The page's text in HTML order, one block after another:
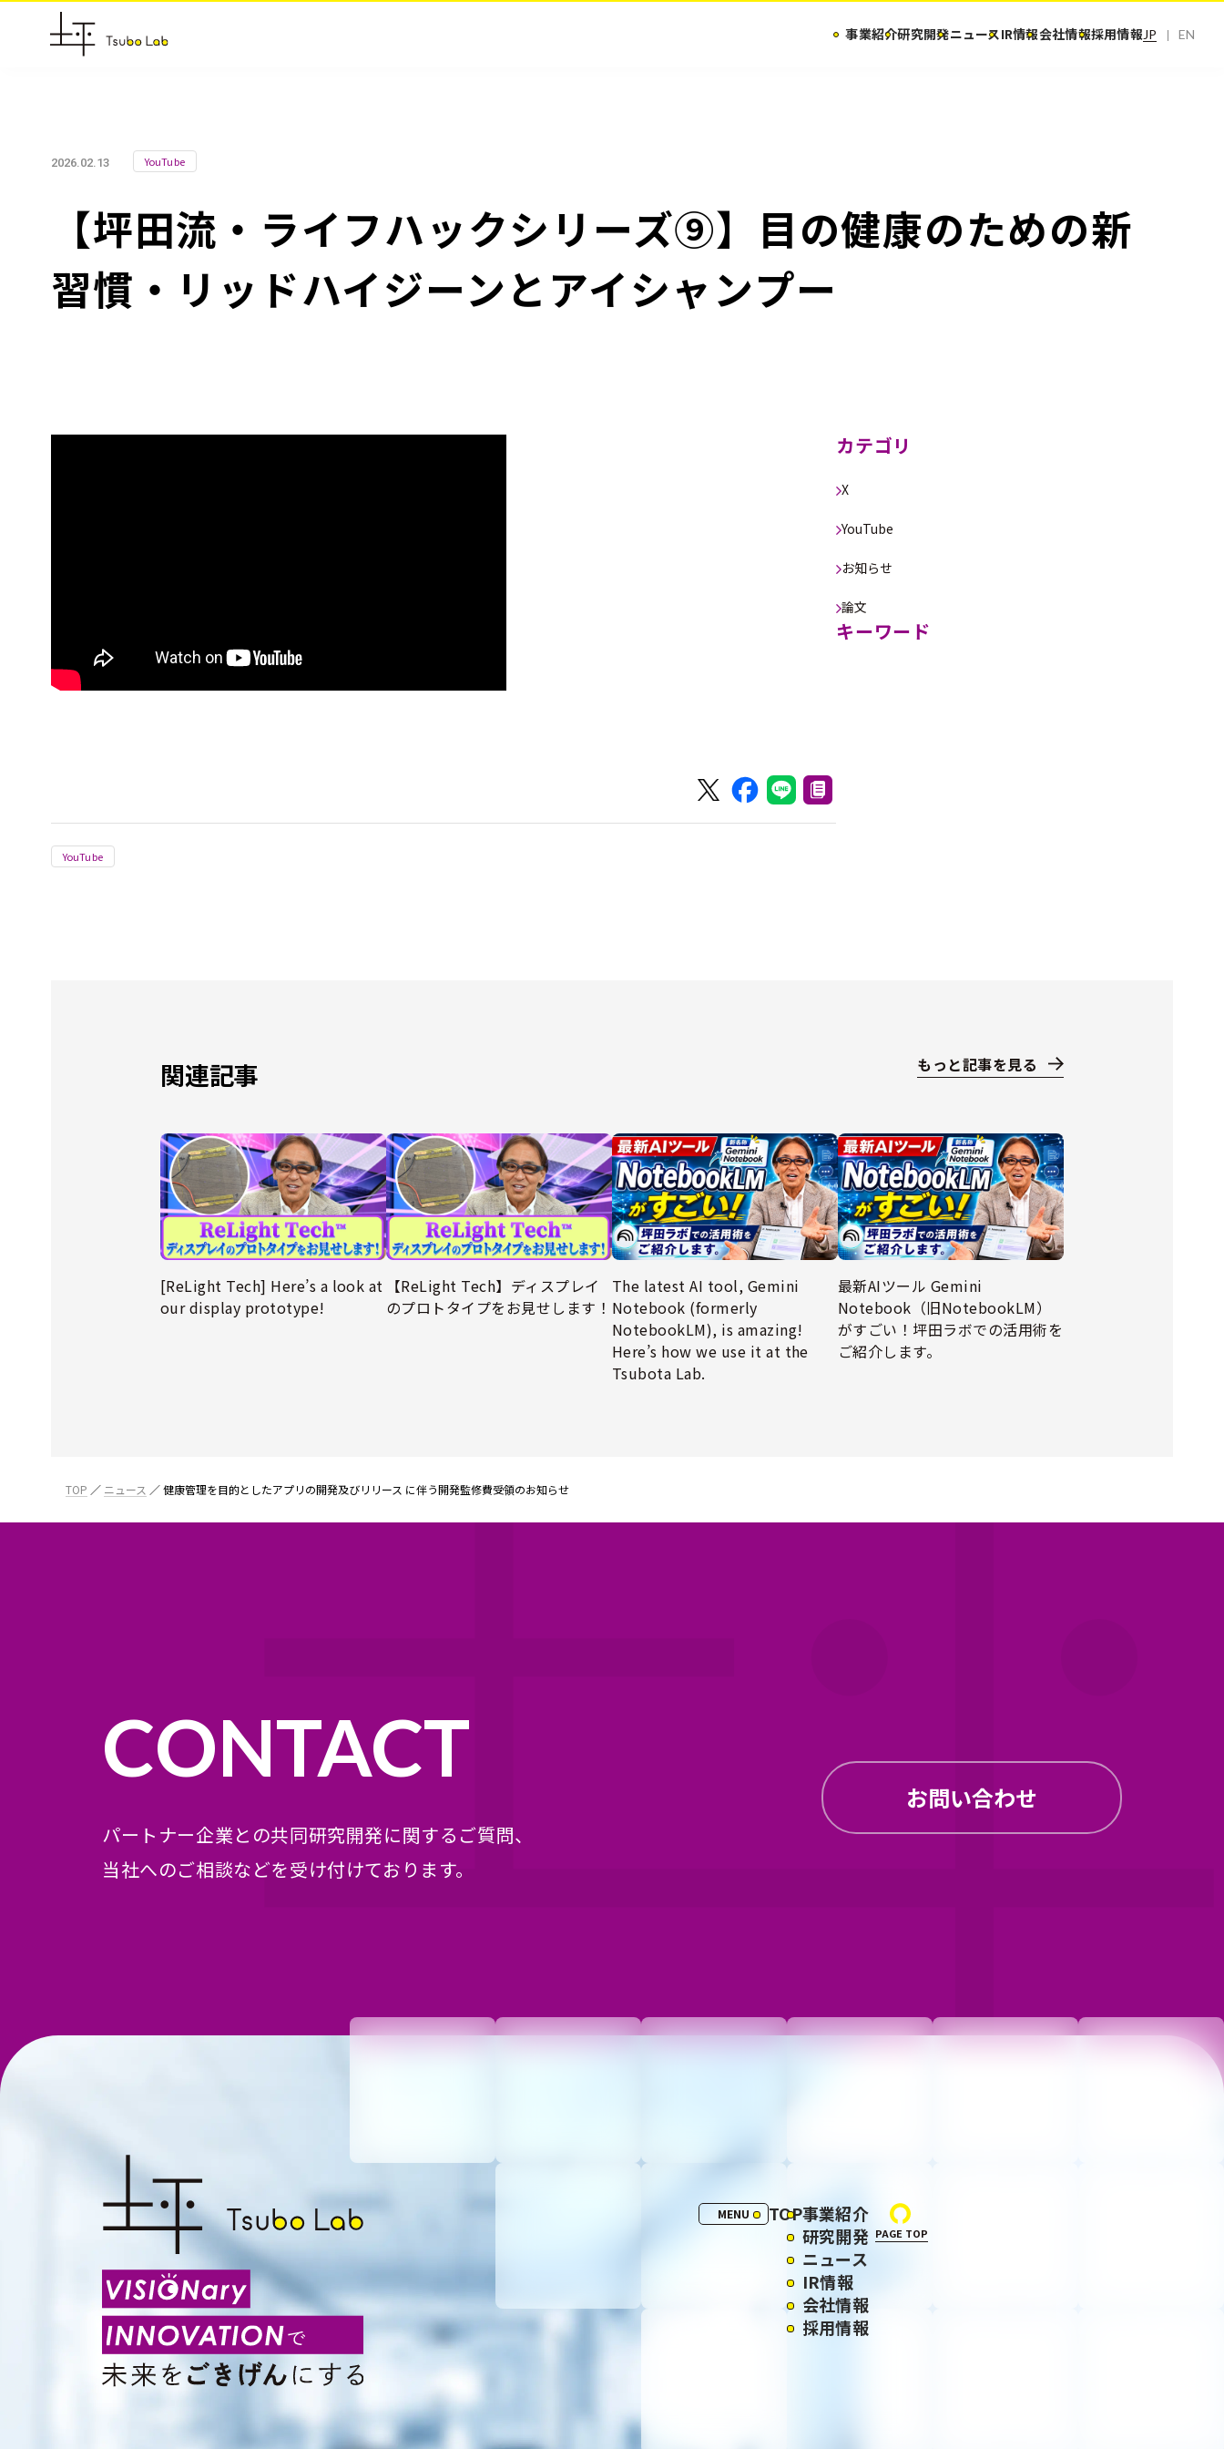
事業紹介研究開発ニュースIR情報会社情報採用情報JP EN
2026.02.13 YouTube
【坪田流・ライフハックシリーズ⑨】目の健康のための新
習慣・リッドハイジーンとアイシャンプー
YouTube
カテゴリ
X
YouTube
お知らせ
論文
キーワード
関連記事 もっと記事を見る
[ReLight Tech] Here’s a look at
our display prototype!
【ReLight Tech】ディスプレイ
のプロトタイプをお見せします！
The latest AI tool, Gemini
Notebook (formerly
NotebookLM), is amazing!
Here’s how we use it at the
Tsubota Lab.
最新AIツール Gemini
Notebook（旧NotebookLM）
がすごい！坪田ラボでの活用術を
ご紹介します。
TOP ニュース 健康管理を目的としたアプリの開発及びリリース に伴う開発監修費受領のお知らせ
CONTACT
パートナー企業との共同研究開発に関するご質問、
当社へのご相談などを受け付けております。
お問い合わせ
MENU TOP事業紹介
研究開発
ニュース
IR情報
会社情報
採用情報
PAGE TOP